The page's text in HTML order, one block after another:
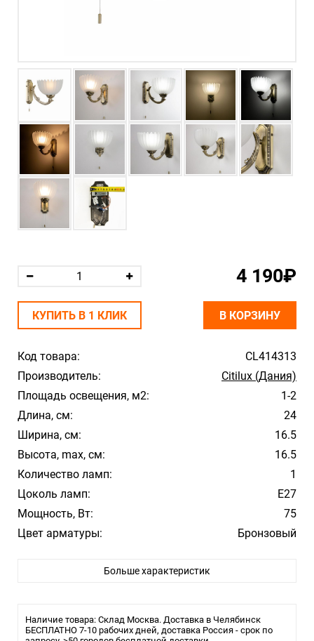
Код товара:
CL414313
Производитель:
Citilux (Дания)
Площадь освещения, м2:
1-2
Длина, см:
24
Ширина, см:
16.5
Высота, max, см:
16.5
Количество ламп:
1
Цоколь ламп:
E27
Мощность, Вт:
75
Цвет арматуры:
Бронзовый
Материал плафона/абажура:
Тип лампы:
накаливания или LED
Больше характеристик
Наличие товара: Склад Москва. Доставка в Челябинск
БЕСПЛАТНО 7-10 рабочих дней, доставка Россия - срок по
4 190₽
КУПИТЬ В 1 КЛИК В КОРЗИНУ